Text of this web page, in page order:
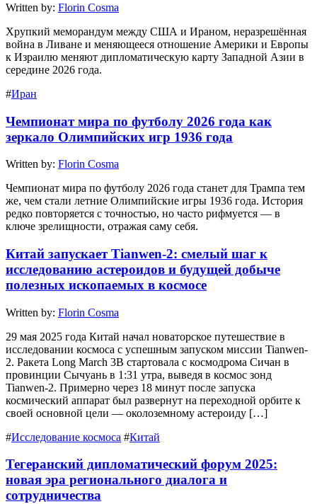
Written by: Florin Cosma
Хрупкий меморандум между США и Ираном, неразрешённая
война в Ливане и меняющееся отношение Америки и Европы
к Израилю меняют дипломатическую карту Западной Азии в
середине 2026 года.
#Иран
Чемпионат мира по футболу 2026 года как
зеркало Олимпийских игр 1936 года
Written by: Florin Cosma
Чемпионат мира по футболу 2026 года станет для Трампа тем
же, чем стали летние Олимпийские игры 1936 года. История
редко повторяется с точностью, но часто рифмуется — в
ключе зрелищности, отражая саму себя.
Китай запускает Tianwen-2: смелый шаг к
исследованию астероидов и будущей добыче
полезных ископаемых в космосе
Written by: Florin Cosma
29 мая 2025 года Китай начал новаторское путешествие в
исследовании космоса с успешным запуском миссии Tianwen-
2. Ракета Long March 3B стартовала с космодрома Сичан в
провинции Сычуань в 1:31 утра, выведя в космос зонд
Tianwen-2. Примерно через 18 минут после запуска
космический аппарат был развернут на переходной орбите к
своей основной цели — околоземному астероиду […]
#Исследование космоса #Китай
Тегеранский дипломатический форум 2025:
новая эра регионального диалога и
сотрудничества